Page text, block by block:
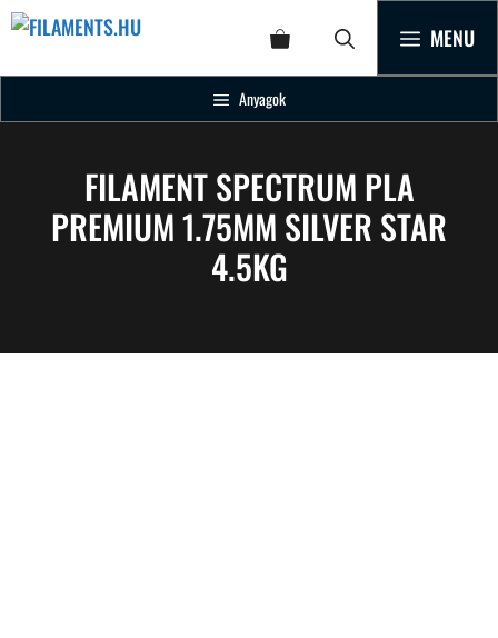
MENU
Anyagok
FILAMENT SPECTRUM PLA
PREMIUM 1.75MM SILVER STAR
4.5KG